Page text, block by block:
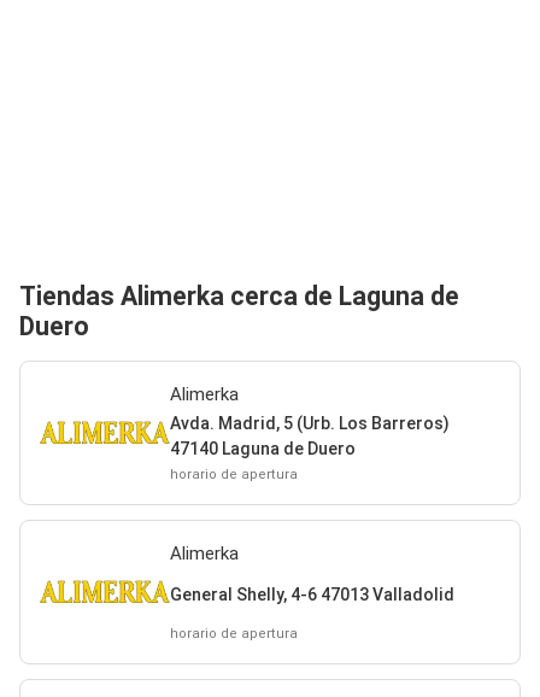
Tiendas Alimerka cerca de Laguna de
Duero
Alimerka
Avda. Madrid, 5 (Urb. Los Barreros)
47140 Laguna de Duero
horario de apertura
Alimerka
General Shelly, 4-6 47013 Valladolid
horario de apertura